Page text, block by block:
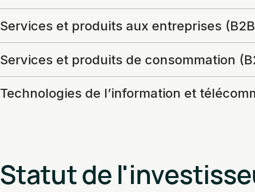
Services et produits aux entreprises
Services et produits de consommation
Technologies de l’information et
Statut de